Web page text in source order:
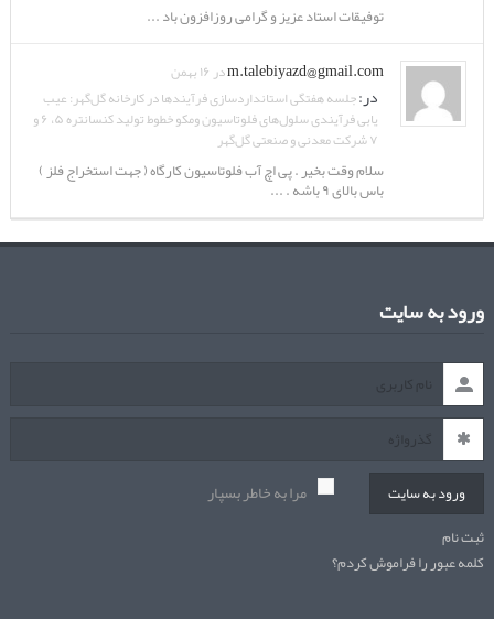
توفیقات استاد عزیز و گرامی روزافزون باد ...
m.talebiyazd@gmail.comدر ۱۶ بهمن
در:جلسه هفتگی استانداردسازی فرآیندها در کارخانه گل‌گهر: عیب
یابی فرآیندی سلول‌های فلوتاسیون ومکو خطوط تولید کنسانتره ۵، ۶ و
۷ شرکت معدنی و صنعتی گل‌گهر
سلام وقت بخیر . پی اچ آب فلوتاسیون کارگاه ( جهت استخراج فلز )
باس بالای ۹ باشه . ...
ورود به سایت
ورود به سایت مرا به خاطر بسپار
ثبت نام
کلمه عبور را فراموش کردم؟